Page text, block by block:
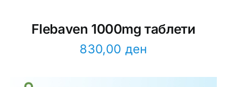
Flebaven 1000mg таблети
830,00 ден